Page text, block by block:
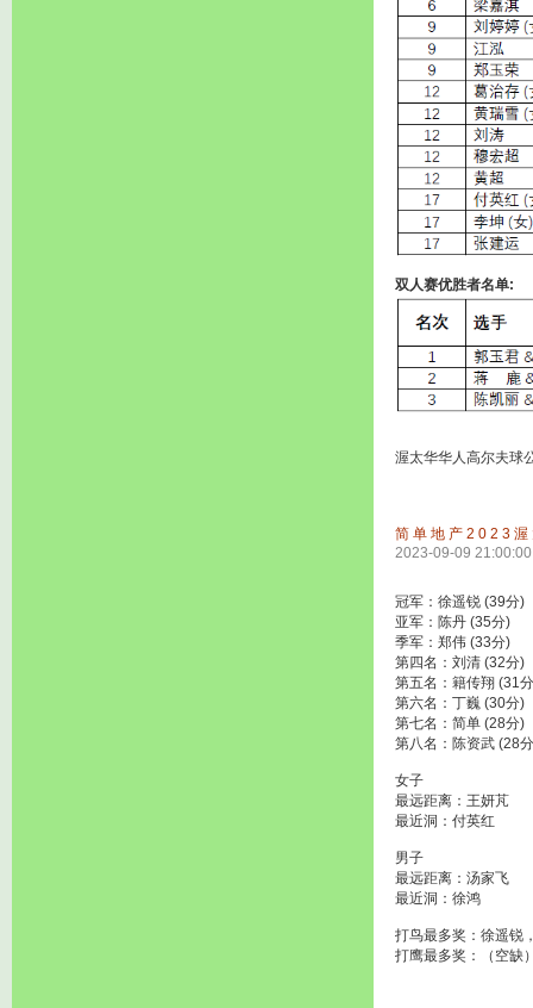
双人赛优胜者名单:
渥太华华人高尔夫球
简单地产2023渥
2023-09-09 21:00:00
冠军：徐遥锐 (39分)
亚军：陈丹 (35分)
季军：郑伟 (33分)
第四名：刘清 (32分)
第五名：籍传翔 (31
第六名：丁巍 (30分)
第七名：简单 (28分)
第八名：陈资武 (28
女子
最远距离：王妍芃
最近洞：付英红
男子
最远距离：汤家飞
最近洞：徐鸿
打鸟最多奖：徐遥锐
打鹰最多奖：（空缺